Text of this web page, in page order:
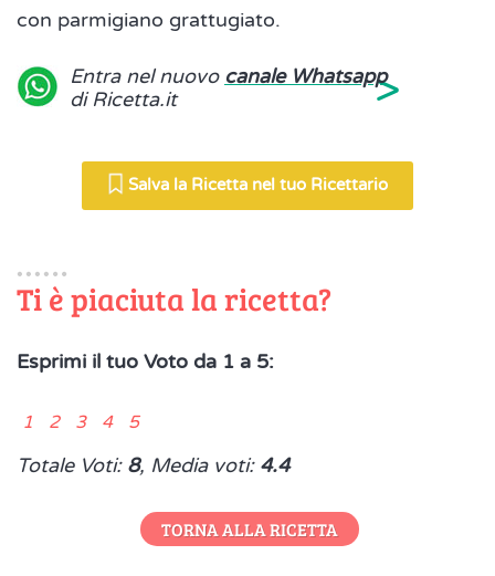
con parmigiano grattugiato.
Entra nel nuovo canale Whatsapp
di Ricetta.it
>
Salva la Ricetta nel tuo Ricettario
Ti è piaciuta la ricetta?
Esprimi il tuo Voto da 1 a 5:
1 2 3 4 5
Totale Voti: 8, Media voti: 4.4
TORNA ALLA RICETTA